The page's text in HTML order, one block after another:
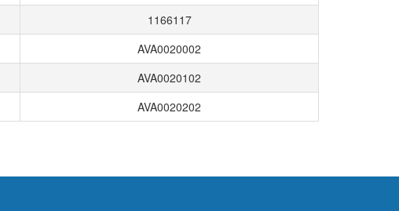
1166117
AVA0020002
AVA0020102
AVA0020202